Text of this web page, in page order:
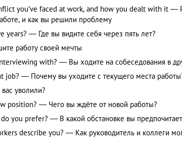
you’ve faced at work, and how you dealt with it —
и как вы решили проблему
— Где вы видите себя через пять лет?
работу своей мечты
with? — Вы ходите на собеседования в
job? — Почему вы уходите с текущего места
уволили?
position? — Чего вы ждёте от новой работы?
you prefer? — В какой обстановке вы
describe you? — Как руководитель и коллеги